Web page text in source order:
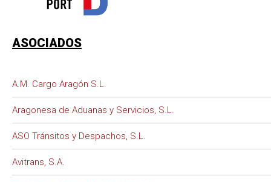
ASOCIADOS
A.M. Cargo Aragón S.L.
Aragonesa de Aduanas y Servicios, S.L.
ASO Tránsitos y Despachos, S.L.
Avitrans, S.A.